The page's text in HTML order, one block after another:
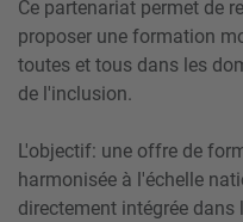
Ce partenariat permet de
proposer une formation
toutes et tous dans les
de l'inclusion.
L'objectif: une offre de
harmonisée à l'échelle
directement intégrée